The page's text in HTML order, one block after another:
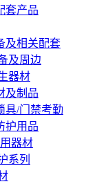
套产品
及相关配套
及周边
器材
及制品
具/门禁考勤
护用品
器材
系列